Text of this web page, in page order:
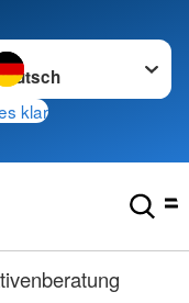
wechseln zu
klar